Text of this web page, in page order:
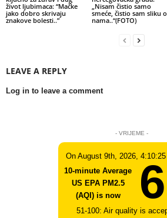
život ljubimaca: “Mačke
jako dobro skrivaju
znakove bolesti..”
„Nisam čistio samo
smeće, čistio sam sliku o
nama..“(FOTO)
LEAVE A REPLY
Log in to leave a comment
- VRIJEME -
On August 9th, 2026,
10-minute Average
US EPA PM2.5
(AQI) is now
51-100: Air quality is